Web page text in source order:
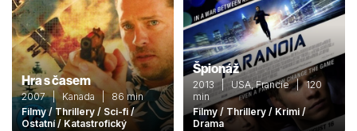
Hra s časem
2007 | Kanada | 86 min
Filmy / Thrillery / Sci-fi /
Ostatní / Katastrofický
Špionáž
2013 | USA, Francie | 120
min
Filmy / Thrillery / Krimi /
Drama